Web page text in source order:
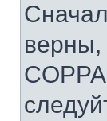
верны,